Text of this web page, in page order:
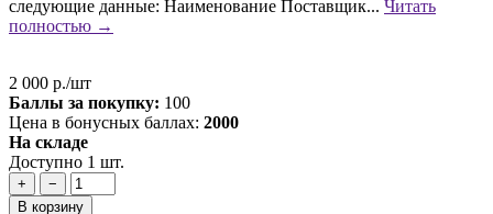
следующие данные: Наименование Поставщик... Читать
полностью →
2 000 р./шт
Баллы за покупку: 100
Цена в бонусных баллах: 2000
На складе
Доступно 1 шт.
+
−
В корзину